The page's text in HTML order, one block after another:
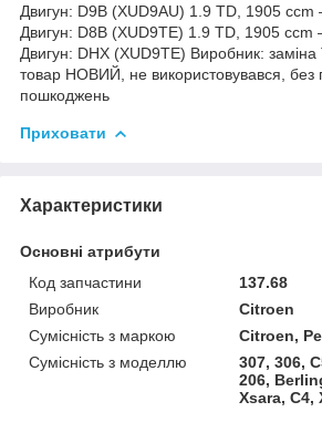
Двигун: D9B (XUD9AU) 1.9 TD, 1905 ccm
Двигун: D8B (XUD9TE) 1.9 TD, 1905 ccm
Двигун: DHX (XUD9TE) Виробник: заміна
товар НОВИЙ, не використовувався, без
пошкоджень
Приховати
Характеристики
Основні атрибути
Код запчастини
137.68
Виробник
Citroen
Сумісність з маркою
Citroen,
Сумісність з моделлю
307, 306,
206,
Xsara, C4,